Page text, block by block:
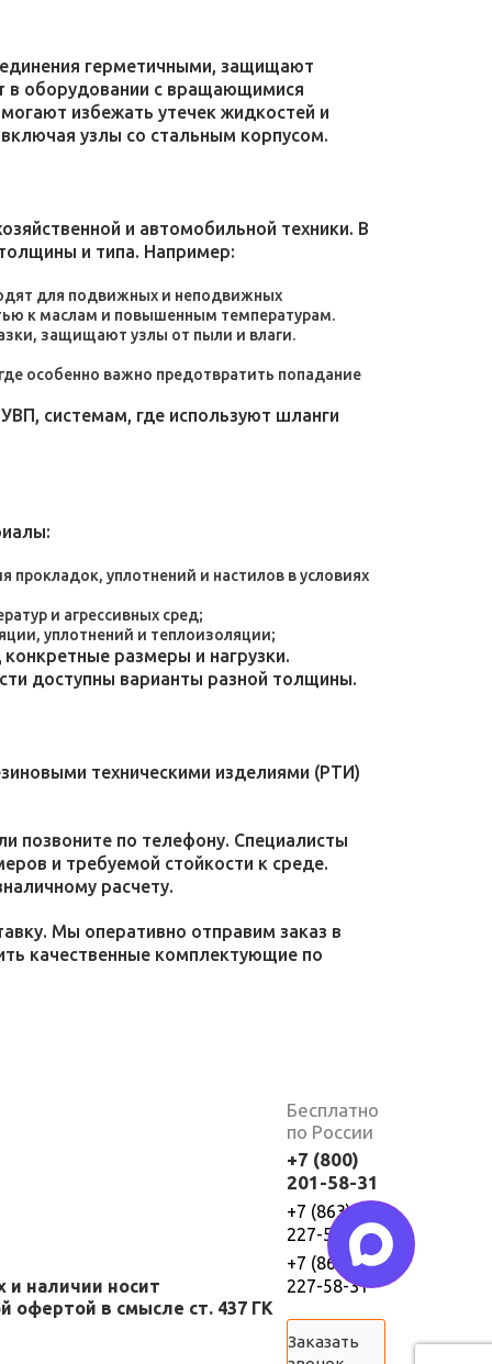
герметичными, защищают
в оборудовании с вращающимися
избежать утечек жидкостей и
узлы со стальным корпусом.
и автомобильной техники. В
и типа. Например:
для подвижных и неподвижных
к маслам и повышенным температурам.
защищают узлы от пыли и влаги.
особенно важно предотвратить попадание
системам, где используют шланги
уплотнений и настилов в условиях
и агрессивных сред;
уплотнений и теплоизоляции;
размеры и нагрузки.
доступны варианты разной толщины.
техническими изделиями (РТИ)
позвоните по телефону. Специалисты
и требуемой стойкости к среде.
расчету.
Мы оперативно отправим заказ в
качественные комплектующие по
и наличии носит
офертой в смысле ст. 437 ГК
Бесплатно
по России
+7 (800)
201-58-31
+7 (863)
227-58-30
+7 (863)
227-58-31
Заказать